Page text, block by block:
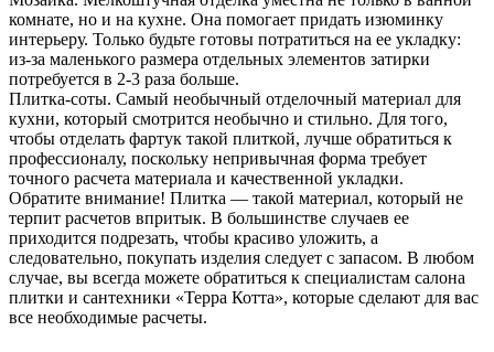
комнате, но и на кухне. Она помогает придать изюминку
интерьеру. Только будьте готовы потратиться на ее укладку:
из-за маленького размера отдельных элементов затирки
потребуется в 2-3 раза больше.
Плитка-соты. Самый необычный отделочный материал для
кухни, который смотрится необычно и стильно. Для того,
чтобы отделать фартук такой плиткой, лучше обратиться к
профессионалу, поскольку непривычная форма требует
точного расчета материала и качественной укладки.
Обратите внимание! Плитка — такой материал, который не
терпит расчетов впритык. В большинстве случаев ее
приходится подрезать, чтобы красиво уложить, а
следовательно, покупать изделия следует с запасом. В любом
случае, вы всегда можете обратиться к специалистам салона
плитки и сантехники «Терра Котта», которые сделают для вас
все необходимые расчеты.